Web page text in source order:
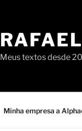
Meus textos desde
Minha empresa a